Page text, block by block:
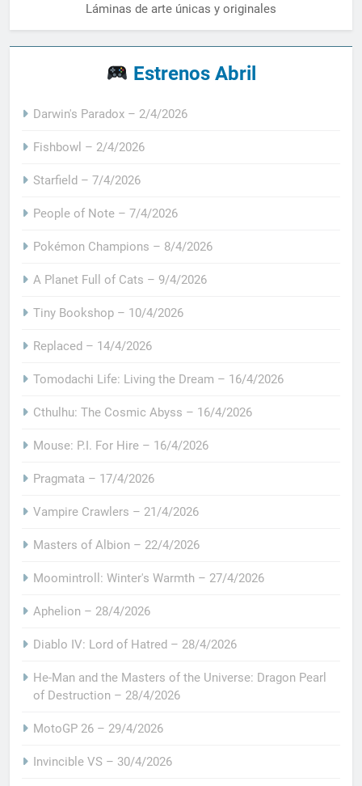
Láminas de arte únicas y originales
Estrenos Abril
Darwin's Paradox – 2/4/2026
Fishbowl – 2/4/2026
Starfield – 7/4/2026
People of Note – 7/4/2026
Pokémon Champions – 8/4/2026
A Planet Full of Cats – 9/4/2026
Tiny Bookshop – 10/4/2026
Replaced – 14/4/2026
Tomodachi Life: Living the Dream – 16/4/2026
Cthulhu: The Cosmic Abyss – 16/4/2026
Mouse: P.I. For Hire – 16/4/2026
Pragmata – 17/4/2026
Vampire Crawlers – 21/4/2026
Masters of Albion – 22/4/2026
Moomintroll: Winter's Warmth – 27/4/2026
Aphelion – 28/4/2026
Diablo IV: Lord of Hatred – 28/4/2026
He-Man and the Masters of the Universe: Dragon Pearl
of Destruction – 28/4/2026
MotoGP 26 – 29/4/2026
Invincible VS – 30/4/2026